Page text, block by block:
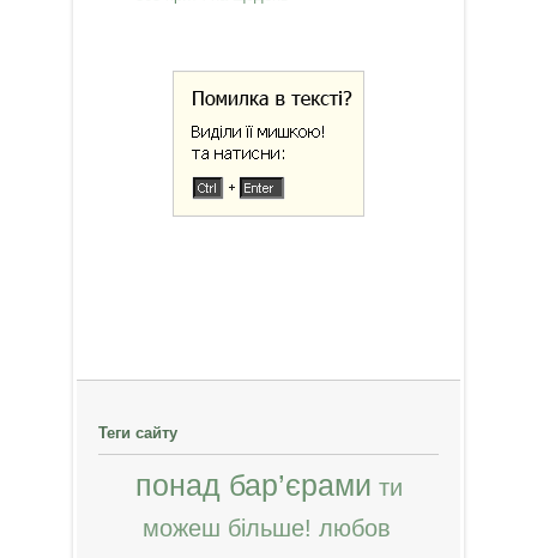
Теги сайту
понад бар’єрами ти
можеш більше! любов